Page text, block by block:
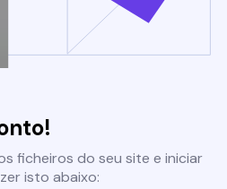
ficheiros do seu site e iniciar
isto abaixo: